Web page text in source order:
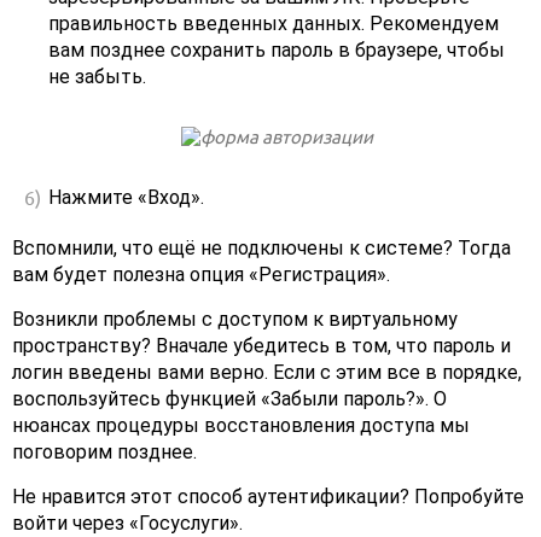
правильность введенных данных. Рекомендуем
вам позднее сохранить пароль в браузере, чтобы
не забыть.
Нажмите «Вход».
Вспомнили, что ещё не подключены к системе? Тогда
вам будет полезна опция «Регистрация».
Возникли проблемы с доступом к виртуальному
пространству? Вначале убедитесь в том, что пароль и
логин введены вами верно. Если с этим все в порядке,
воспользуйтесь функцией «Забыли пароль?». О
нюансах процедуры восстановления доступа мы
поговорим позднее.
Не нравится этот способ аутентификации? Попробуйте
войти через «Госуслуги».